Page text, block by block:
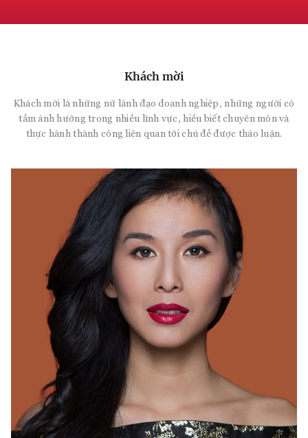
Khách mời
Khách mời là những nữ lãnh đạo doanh nghiệp, những người có
tầm ảnh hưởng trong nhiều lĩnh vực, hiểu biết chuyên môn và
thực hành thành công liên quan tới chủ đề được thảo luận.